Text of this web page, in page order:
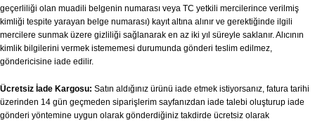
geçerliliği olan muadili belgenin numarası veya TC yetkili mercilerince verilmiş
kimliği tespite yarayan belge numarası) kayıt altına alınır ve gerektiğinde ilgili
mercilere sunmak üzere gizliliği sağlanarak en az iki yıl süreyle saklanır. Alıcının
kimlik bilgilerini vermek istememesi durumunda gönderi teslim edilmez,
göndericisine iade edilir.
Ücretsiz İade Kargosu: Satın aldığınız ürünü iade etmek istiyorsanız, fatura tarihi
üzerinden 14 gün geçmeden siparişlerim sayfanızdan iade talebi oluşturup iade
gönderi yöntemine uygun olarak gönderdiğiniz takdirde ücretsiz olarak